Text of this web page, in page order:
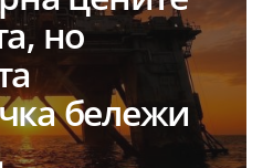
но
бележи